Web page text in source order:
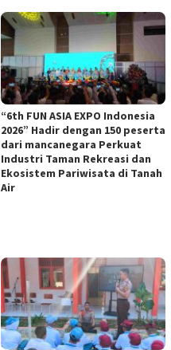
“6th FUN ASIA EXPO Indonesia
2026” Hadir dengan 150 peserta
dari mancanegara Perkuat
Industri Taman Rekreasi dan
Ekosistem Pariwisata di Tanah
Air